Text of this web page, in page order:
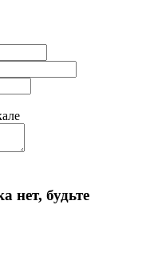
нет, будьте